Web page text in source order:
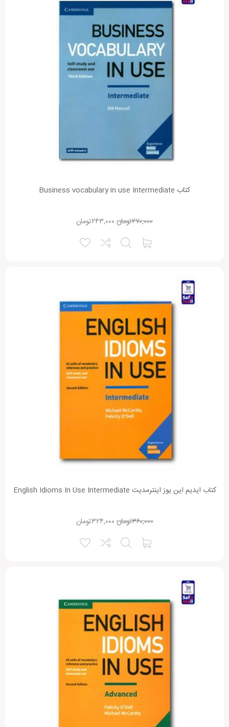
کتاب Business vocabulary in use Intermediate
تومان۲۷۰,۰۰۰ تومان۲۴۳,۰۰۰
کتاب ایدیم این یوز اینترمدیت English Idioms In Use Intermediate
تومان۳۶۰,۰۰۰ تومان۳۲۴,۰۰۰